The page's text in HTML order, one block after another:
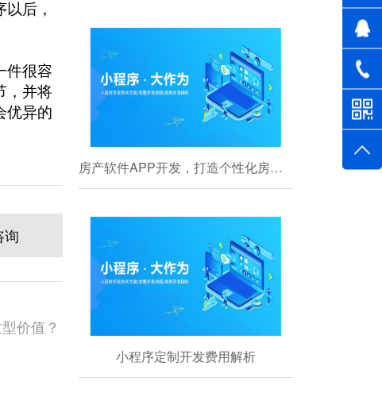
后，
件很容
，并将
优异的
询
价值？
房产软件APP开发，打造个性化房产交易体验标题
小程序定制开发费用解析